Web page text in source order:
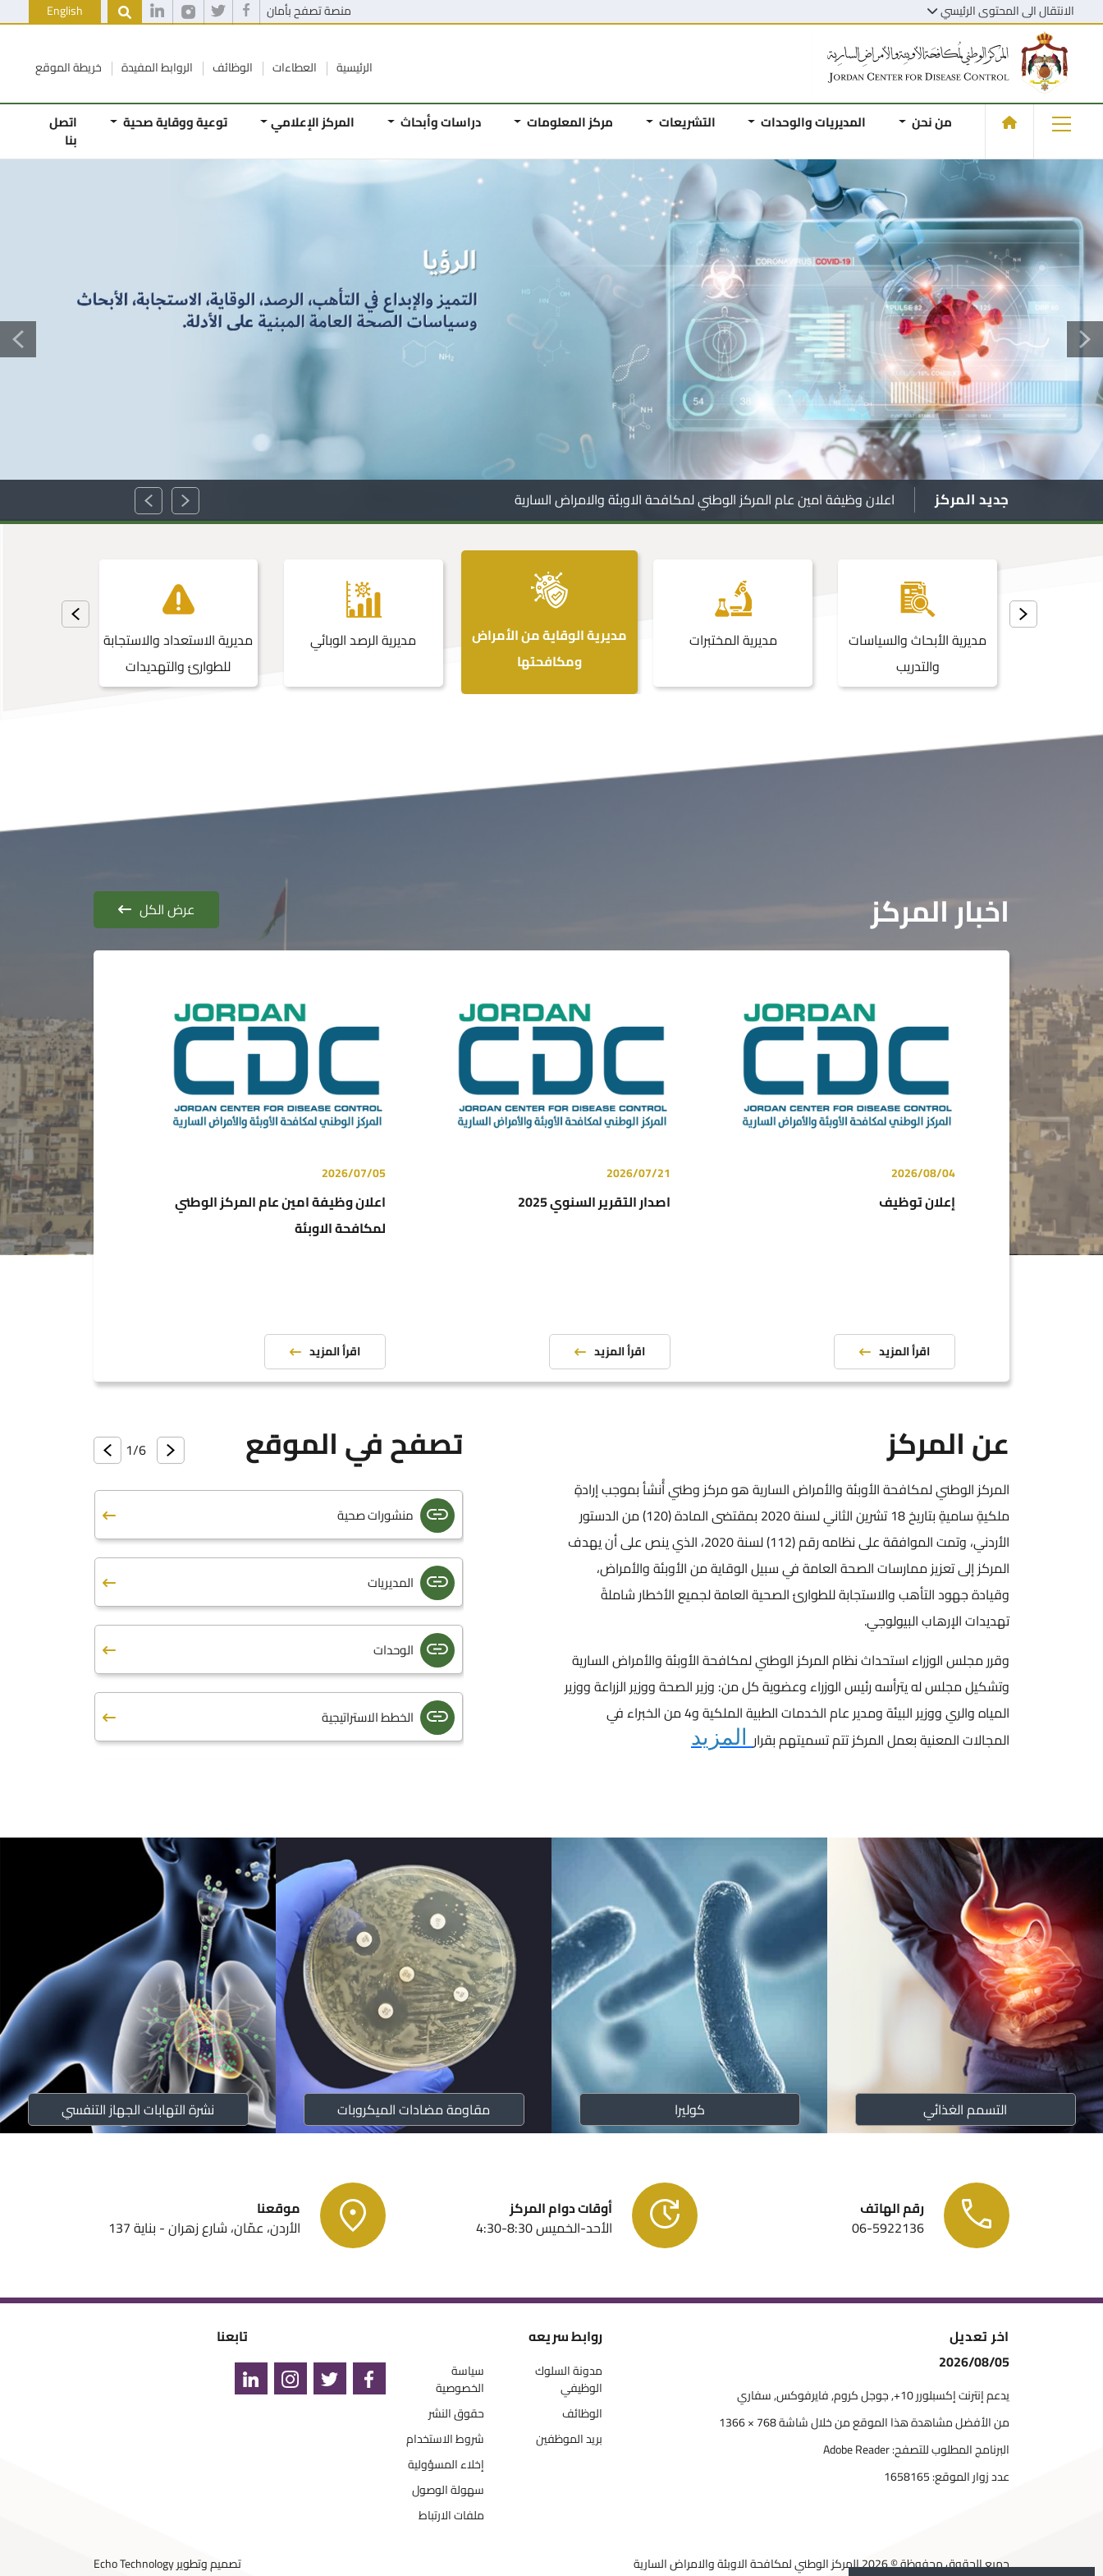
الانتقال الى المحتوى الرئيسي منصة تصفح بأمان English
الرئيسية العطاءات الوظائف الروابط المفيدة خريطة الموقع
من نحن المديريات والوحدات التشريعات مركز المعلومات دراسات وأبحاث المركز الإعلامي توعية ووقاية صحية اتصل
بنا
جديد المركز اعلان وظيفة امين عام المركز الوطني لمكافحة الاوبئة والامراض السارية
مديرية الأبحاث والسياسات
والتدريب
مديرية المختبرات
مديرية الوقاية من الأمراض
ومكافحتها
مديرية الرصد الوبائي
مديرية الاستعداد والاستجابة
للطوارئ والتهديدات
اخبار المركز عرض الكل
2026/08/04
إعلان توظيف
اقرأ المزيد
2026/07/21
اصدار التقرير السنوي 2025
اقرأ المزيد
2026/07/05
اعلان وظيفة امين عام المركز الوطني
لمكافحة الاوبئة
اقرأ المزيد
عن المركز
المركز الوطني لمكافحة الأوبئة والأمراض السارية هو مركز وطني أُنشأ بموجب إرادةٍ
ملكيةٍ ساميةٍ بتاريخ 18 تشرين الثاني لسنة 2020 بمقتضى المادة (120) من الدستور
الأردني، وتمت الموافقة على نظامه رقم (112) لسنة 2020، الذي ينص على أن يهدف
المركز إلى تعزيز ممارسات الصحة العامة في سبيل الوقاية من الأوبئة والأمراض،
وقيادة جهود التأهب والاستجابة للطوارئ الصحية العامة لجميع الأخطار شاملةً
تهديدات الإرهاب البيولوجي.
وقرر مجلس الوزراء استحداث نظام المركز الوطني لمكافحة الأوبئة والأمراض السارية
وتشكيل مجلس له يترأسه رئيس الوزراء وعضوية كل من: وزير الصحة ووزير الزراعة ووزير
المياه والري ووزير البيئة ومدير عام الخدمات الطبية الملكية و4 من الخبراء في
المجالات المعنية بعمل المركز تتم تسميتهم بقرار المزيد
تصفح في الموقع 1/6
إرشادات صحية
الشركاء
منشورات صحية
المديريات
الوحدات
الخطط الاستراتيجية
منشورات صحية
المديريات
الوحدات
الخطط الاستراتيجية
إرشادات صحية
التسمم الغذائي كوليرا مقاومة مضادات الميكروبات نشرة التهابات الجهاز التنفسي
رقم الهاتف
06-5922136
أوقات دوام المركز
الأحد-الخميس 8:30-4:30
موقعنا
الأردن، عمّان، شارع زهران - بناية 137
اخر تعديل
2026/08/05
يدعم إنترنت إكسبلورر 10+, جوجل كروم, فايرفوكس, سفاري
من الأفضل مشاهدة هذا الموقع من خلال شاشة 768 × 1366
البرنامج المطلوب للتصفح: Adobe Reader
عدد زوار الموقع:1658165
روابط سريعه
مدونة السلوك
الوظيفي
الوظائف
بريد الموظفين
سياسة
الخصوصية
حقوق النشر
شروط الاستخدام
إخلاء المسؤولية
سهولة الوصول
ملفات الارتباط
تابعنا
جميع الحقوق محفوظة © 2026 المركز الوطني لمكافحة الاوبئة والامراض السارية تصميم وتطويرEcho Technology